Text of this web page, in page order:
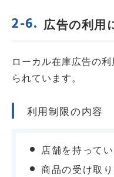
広告の利用
ローカル在庫広告の
られています。
利用制限の内容
店舗を持って
商品の受け取